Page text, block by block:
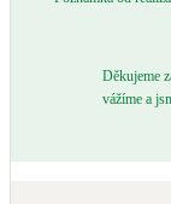
Děkujeme
vážíme a